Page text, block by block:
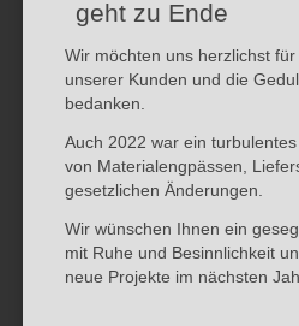
geht zu Ende
Wir möchten uns herzlichst
unserer Kunden und die
bedanken.
Auch 2022 war ein
von Materialengpässen,
gesetzlichen Änderungen.
Wir wünschen Ihnen ein
mit Ruhe und Besinnlichkeit
neue Projekte im nächsten